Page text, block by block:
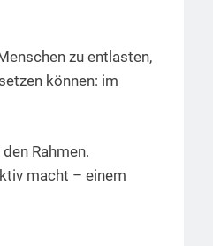
zu entlasten,
können: im
Rahmen.
macht – einem